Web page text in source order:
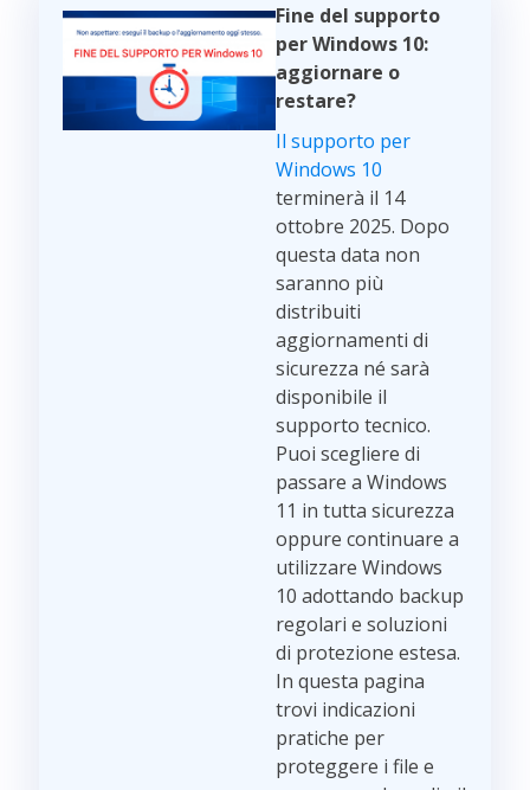
Fine del supporto
per Windows 10:
aggiornare o
restare?
Il supporto per
Windows 10
terminerà il 14
ottobre 2025. Dopo
questa data non
saranno più
distribuiti
aggiornamenti di
sicurezza né sarà
disponibile il
supporto tecnico.
Puoi scegliere di
passare a Windows
11 in tutta sicurezza
oppure continuare a
utilizzare Windows
10 adottando backup
regolari e soluzioni
di protezione estesa.
In questa pagina
trovi indicazioni
pratiche per
proteggere i file e